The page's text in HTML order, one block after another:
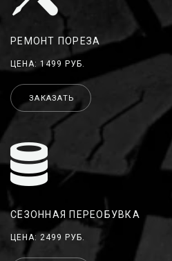
РЕМОНТ ПОРЕЗА
ЦЕНА: 1499 РУБ.
ЗАКАЗАТЬ
СЕЗОННАЯ ПЕРЕОБУВКА
ЦЕНА: 2499 РУБ.